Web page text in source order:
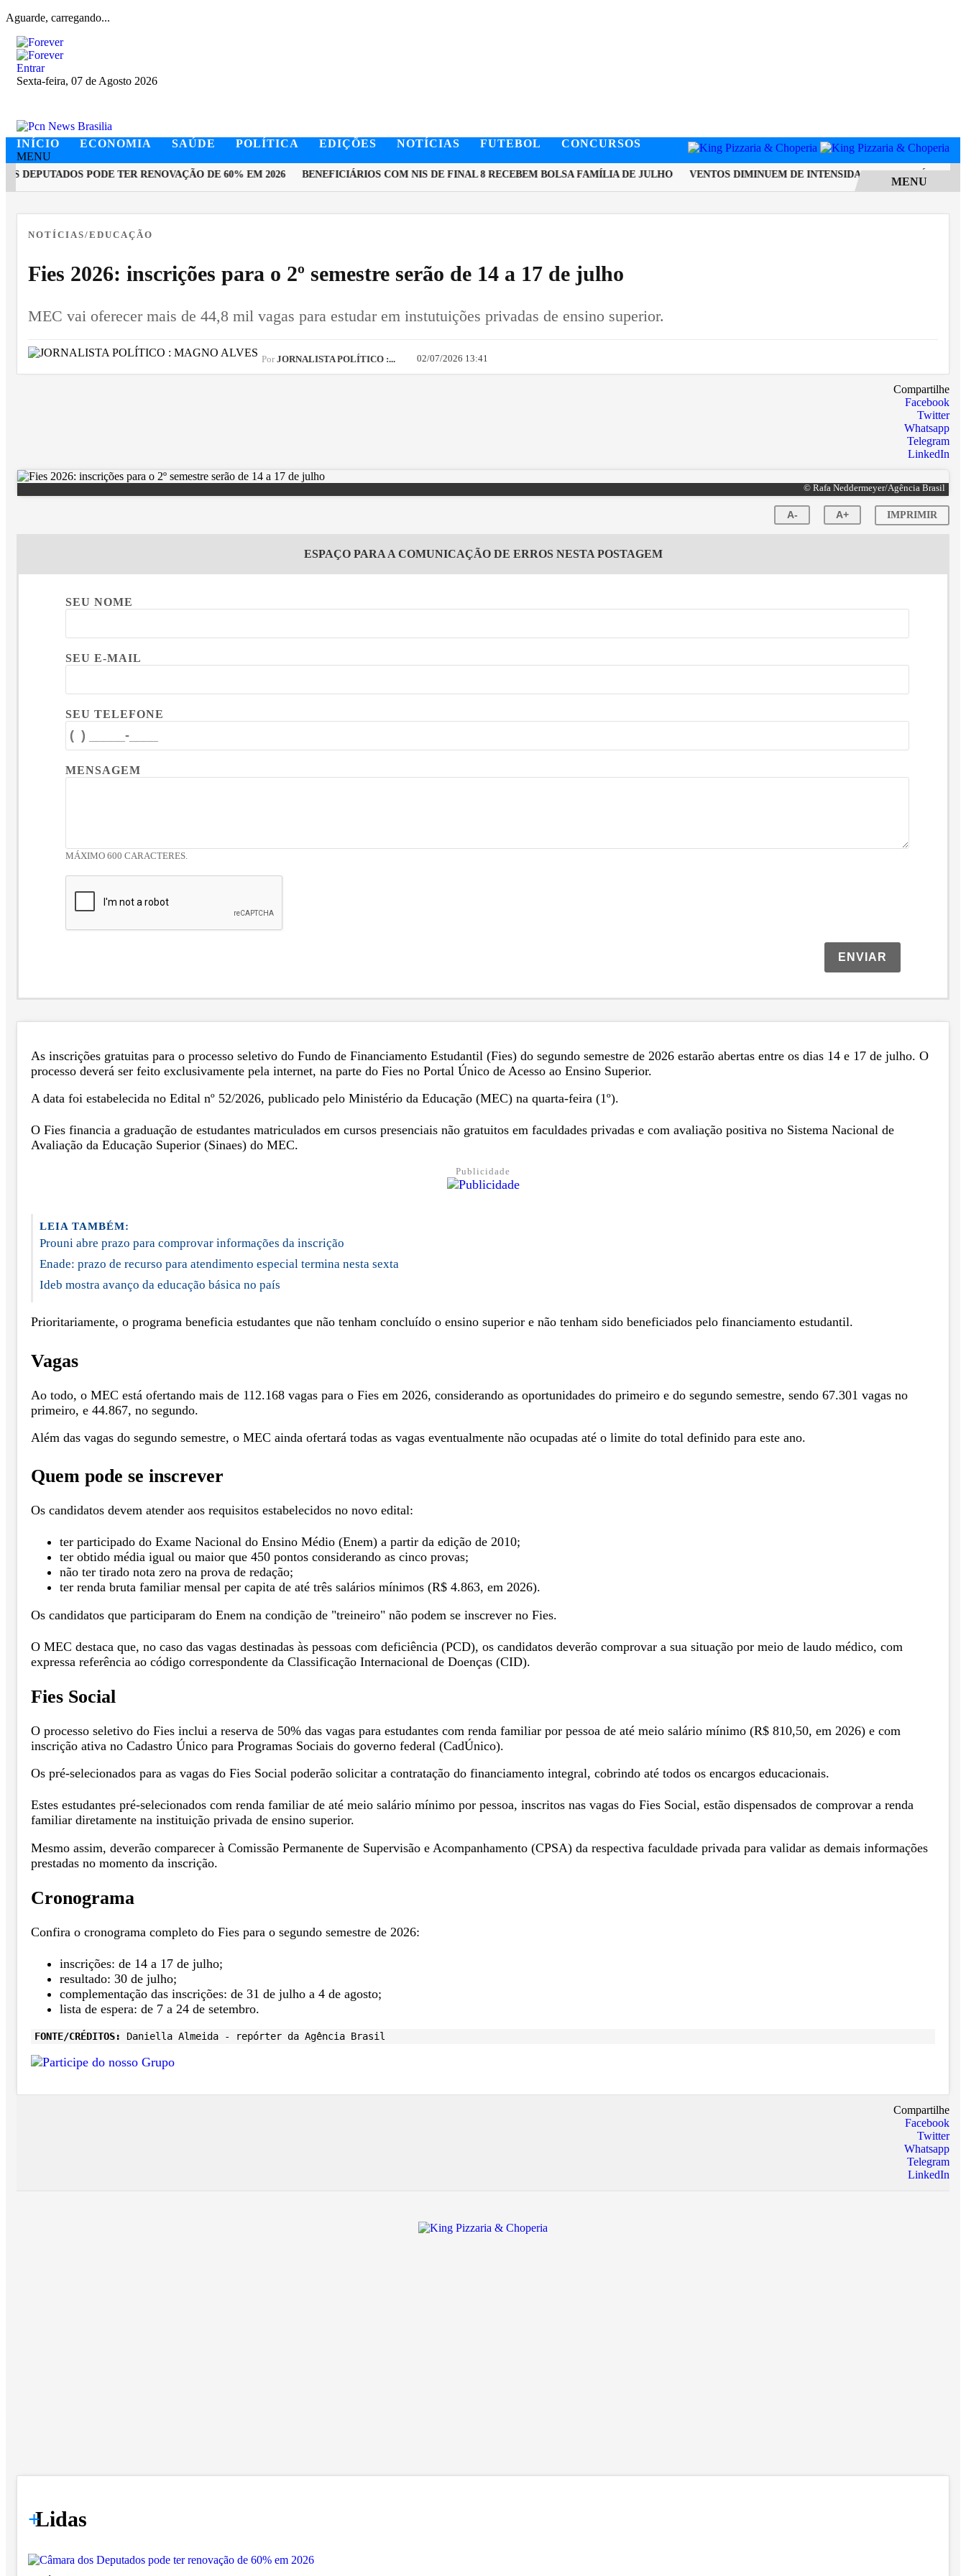
Aguarde, carregando...
Entrar
Sexta-feira, 07 de Agosto 2026
INÍCIO ECONOMIA SAÚDE POLÍTICA EDIÇÕES NOTÍCIAS FUTEBOL
CONCURSOS
MENU
DEPUTADOS PODE TER RENOVAÇÃO DE 60% EM 2026 BENEFICIÁRIOS COM NIS DE FINAL 8 RECEBEM BOLSA FAMÍLIA DE JULHO VENTOS DIMINUEM DE INTENSIDADE E MUNICÍPIO DO
MENU
NOTÍCIAS/EDUCAÇÃO
Fies 2026: inscrições para o 2º semestre serão de 14 a 17 de julho
MEC vai oferecer mais de 44,8 mil vagas para estudar em instutuições privadas de ensino superior.
Por JORNALISTA POLÍTICO :... 02/07/2026 13:41
Compartilhe
Facebook
Twitter
Whatsapp
Telegram
LinkedIn
© Rafa Neddermeyer/Agência Brasil
A- A+ IMPRIMIR
ESPAÇO PARA A COMUNICAÇÃO DE ERROS NESTA POSTAGEM
SEU NOME
SEU E-MAIL
SEU TELEFONE
MENSAGEM
MÁXIMO 600 CARACTERES.
ENVIAR
As inscrições gratuitas para o processo seletivo do Fundo de Financiamento Estudantil (Fies) do segundo semestre de 2026 estarão abertas entre os dias 14 e 17 de julho. O
processo deverá ser feito exclusivamente pela internet, na parte do Fies no Portal Único de Acesso ao Ensino Superior.
A data foi estabelecida no Edital nº 52/2026, publicado pelo Ministério da Educação (MEC) na quarta-feira (1º).
O Fies financia a graduação de estudantes matriculados em cursos presenciais não gratuitos em faculdades privadas e com avaliação positiva no Sistema Nacional de
Avaliação da Educação Superior (Sinaes) do MEC.
Publicidade
LEIA TAMBÉM:
Prouni abre prazo para comprovar informações da inscrição
Enade: prazo de recurso para atendimento especial termina nesta sexta
Ideb mostra avanço da educação básica no país
Prioritariamente, o programa beneficia estudantes que não tenham concluído o ensino superior e não tenham sido beneficiados pelo financiamento estudantil.
Vagas
Ao todo, o MEC está ofertando mais de 112.168 vagas para o Fies em 2026, considerando as oportunidades do primeiro e do segundo semestre, sendo 67.301 vagas no
primeiro, e 44.867, no segundo.
Além das vagas do segundo semestre, o MEC ainda ofertará todas as vagas eventualmente não ocupadas até o limite do total definido para este ano.
Quem pode se inscrever
Os candidatos devem atender aos requisitos estabelecidos no novo edital:
ter participado do Exame Nacional do Ensino Médio (Enem) a partir da edição de 2010;
ter obtido média igual ou maior que 450 pontos considerando as cinco provas;
não ter tirado nota zero na prova de redação;
ter renda bruta familiar mensal per capita de até três salários mínimos (R$ 4.863, em 2026).
Os candidatos que participaram do Enem na condição de "treineiro" não podem se inscrever no Fies.
O MEC destaca que, no caso das vagas destinadas às pessoas com deficiência (PCD), os candidatos deverão comprovar a sua situação por meio de laudo médico, com
expressa referência ao código correspondente da Classificação Internacional de Doenças (CID).
Fies Social
O processo seletivo do Fies inclui a reserva de 50% das vagas para estudantes com renda familiar por pessoa de até meio salário mínimo (R$ 810,50, em 2026) e com
inscrição ativa no Cadastro Único para Programas Sociais do governo federal (CadÚnico).
Os pré-selecionados para as vagas do Fies Social poderão solicitar a contratação do financiamento integral, cobrindo até todos os encargos educacionais.
Estes estudantes pré-selecionados com renda familiar de até meio salário mínimo por pessoa, inscritos nas vagas do Fies Social, estão dispensados de comprovar a renda
familiar diretamente na instituição privada de ensino superior.
Mesmo assim, deverão comparecer à Comissão Permanente de Supervisão e Acompanhamento (CPSA) da respectiva faculdade privada para validar as demais informações
prestadas no momento da inscrição.
Cronograma
Confira o cronograma completo do Fies para o segundo semestre de 2026:
inscrições: de 14 a 17 de julho;
resultado: 30 de julho;
complementação das inscrições: de 31 de julho a 4 de agosto;
lista de espera: de 7 a 24 de setembro.
FONTE/CRÉDITOS: Daniella Almeida - repórter da Agência Brasil
Compartilhe
Facebook
Twitter
Whatsapp
Telegram
LinkedIn
+
Lidas